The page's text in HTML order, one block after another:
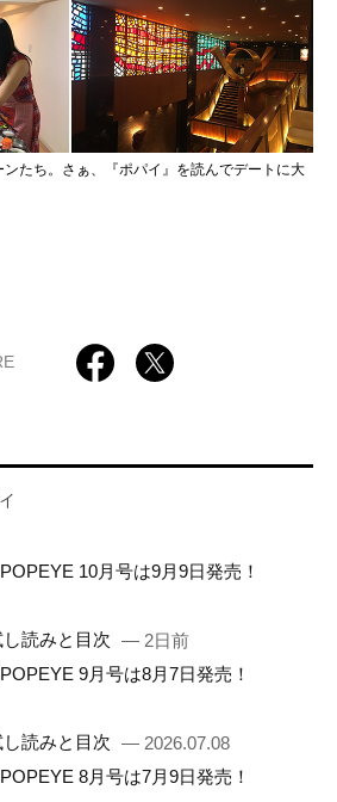
たち。さぁ、『ポパイ』を読んでデートに大
10月号は9月9日発売！
読みと目次 — 2日前
9月号は8月7日発売！
読みと目次 — 2026.07.08
8月号は7月9日発売！